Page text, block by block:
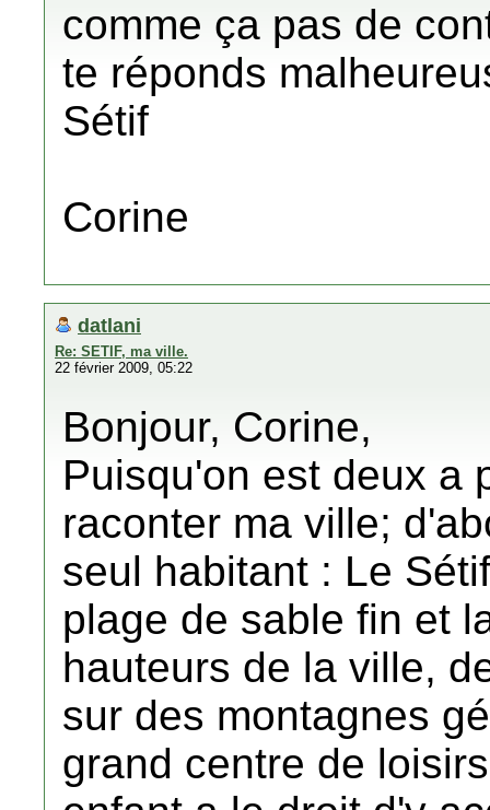
comme ça pas de
te réponds
Sétif
Corine
datlani
Re: SETIF, ma ville.
22 février 2009, 05:22
Bonjour, Corine,
Puisqu'on est deux a
raconter ma ville;
seul habitant : Le
plage de sable fin et
hauteurs de la ville,
sur des montagnes
grand centre de